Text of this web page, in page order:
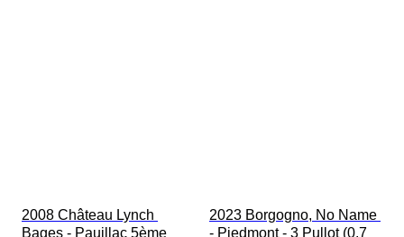
2008 Château Lynch
Bages - Pauillac 5ème
2023 Borgogno, No Name
- Piedmont - 3 Pullot (0.7